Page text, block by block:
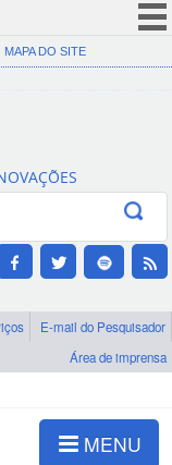
(COVID-19)
Canais
MAPA DO SITE
E-mail do Pesquisador
Área de imprensa
MENU